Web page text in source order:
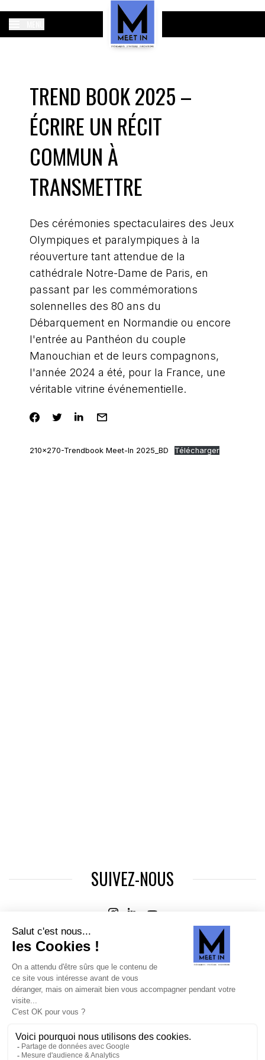
TREND BOOK 2025 –
ÉCRIRE UN RÉCIT
COMMUN À
TRANSMETTRE
Des cérémonies spectaculaires des Jeux
Olympiques et paralympiques à la
réouverture tant attendue de la
cathédrale Notre-Dame de Paris, en
passant par les commémorations
solennelles des 80 ans du
Débarquement en Normandie ou encore
l'entrée au Panthéon du couple
Manouchian et de leurs compagnons,
l'année 2024 a été, pour la France, une
véritable vitrine événementielle.
210×270-Trendbook Meet-In 2025_BD Télécharger
SUIVEZ-NOUS
Agence web:Novius